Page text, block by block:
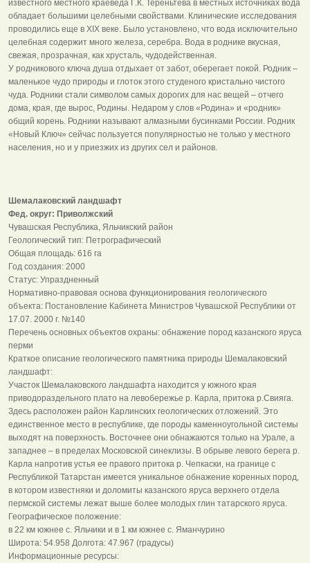
известного местного краеведа Г.К. Тереньтева в местных источниках вода
обладает большими целебными свойствами. Клинические исследования
проводились еще в XIX веке. Было установлено, что вода исключительно
целебная содержит много железа, серебра. Вода в роднике вкусная,
свежая, прозрачная, как хрусталь, чудодейственная.
У родникового ключа душа отдыхает от забот, оберегает покой. Родник –
маленькое чудо природы и глоток этого студеного кристально чистого
чуда. Родники стали символом самых дорогих для нас вещей – отчего
дома, края, где вырос, Родины. Недаром у слов «Родина» и «родник»
общий корень. Родники называют алмазными бусинками России. Родник
«Новый Ключ» сейчас пользуется популярностью не только у местного
населения, но и у приезжих из других сел и районов.
Шемалаковский ландшафт
Фед. округ: Приволжский
Чувашская Республика, Яльчикский район
Геологический тип: Петрографический
Общая площадь: 616 га
Год создания: 2000
Статус: Упраздненный
Нормативно-правовая основа функционирования геологического
объекта: Постановление Кабинета Министров Чувашской Республики от
17.07. 2000 г. №140
Перечень основных объектов охраны: обнажение пород казанского яруса
перми
Краткое описание геологического памятника природы Шемалаковский
ландшафт:
Участок Шемалаковского ландшафта находится у южного края
приводораздельного плато на левобережье р. Карла, притока р.Свияга.
Здесь расположен район Карлинских геологических отложений. Это
единственное место в республике, где породы каменноугольной системы
выходят на поверхность. Восточнее они обнажаются только на Урале, а
западнее – в пределах Московской синеклизы. В обрыве левого берега р.
Карла напротив устья ее правого притока р. Чепкаски, на границе с
Республикой Татарстан имеется уникальное обнажение коренных пород,
в котором известняки и доломиты казанского яруса верхнего отдела
пермской системы лежат выше более молодых глин татарского яруса.
Географическое положение:
в 22 км южнее с. Яльчики и в 1 км южнее с. Яманчурино
Широта: 54.958 Долгота: 47.967 (градусы)
Информационные ресурсы: